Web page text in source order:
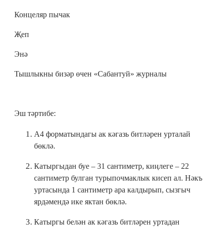
Концеляр пычак
Җеп
Энә
Тышлыкны бизәр өчен «Сабантуй» журналы
Эш тәртибе:
А4 форматындагы ак кәгазь битләрен урталай
бөклә.
Катыргыдан буе – 31 сантиметр, киңлеге – 22
сантиметр булган турыпочмаклык кисеп ал. Нәкъ
уртасында 1 сантиметр ара калдырып, сызгыч
ярдәмендә ике яктан бөклә.
Катыргы белән ак кәгазь битләрен уртадан